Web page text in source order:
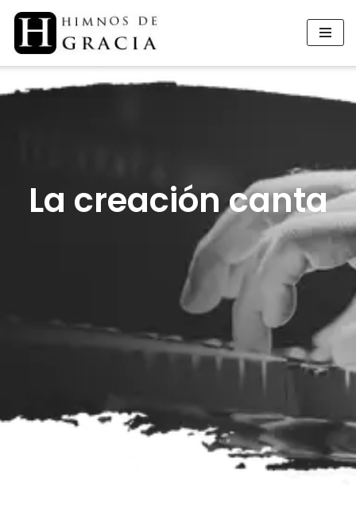
Saltar
contenido
La creación canta